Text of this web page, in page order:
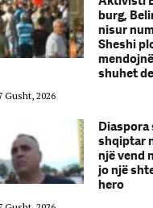
burg,
nisur
Sheshi
shuhet
Gusht, 2026
Diaspora
shqiptar
një vend
jo një
hero